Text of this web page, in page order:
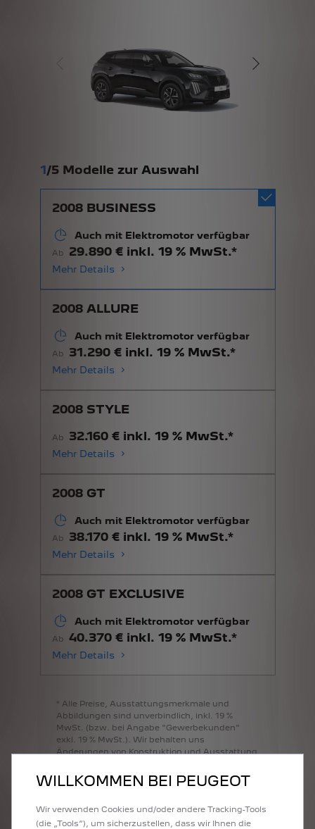
1/5 Modelle zur Auswahl
2008 BUSINESS
Auch mit Elektromotor verfügbar
Ab 29.890 € inkl. 19 % MwSt.*
Mehr Details
2008 ALLURE
Auch mit Elektromotor verfügbar
Ab 31.290 € inkl. 19 % MwSt.*
Mehr Details
2008 STYLE
Ab 32.160 € inkl. 19 % MwSt.*
Mehr Details
2008 GT
Auch mit Elektromotor verfügbar
Ab 38.170 € inkl. 19 % MwSt.*
Mehr Details
2008 GT EXCLUSIVE
Auch mit Elektromotor verfügbar
Ab 40.370 € inkl. 19 % MwSt.*
Mehr Details
* Alle Preise, Ausstattungsmerkmale und
Abbildungen sind unverbindlich, inkl. 19 %
MwSt.
(bzw. bei Angabe "Gewerbekunden"
exkl.
19 % MwSt.). Wir behalten uns
Änderungen von Konstruktion und Ausstattung
Die Angaben und Abbildungen auf diesen
annähernde Beschreibung dar. Die PEUGEOT
Deutschland GmbH behält sich Änderungen des
WILLKOMMEN BEI PEUGEOT
Wir verwenden Cookies und/oder andere Tracking-Tools
(die „Tools“), um sicherzustellen, dass wir Ihnen die